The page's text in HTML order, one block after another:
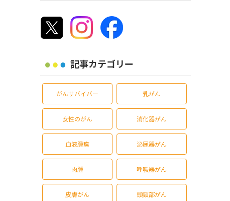
記事カテゴリー
がんサバイバー 乳がん
女性のがん 消化器がん
血液腫瘍 泌尿器がん
肉腫 呼吸器がん
皮膚がん 頭頸部がん